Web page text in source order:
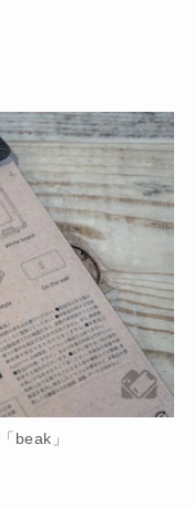
beak」